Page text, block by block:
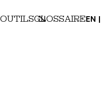
GLOSSAIREEN